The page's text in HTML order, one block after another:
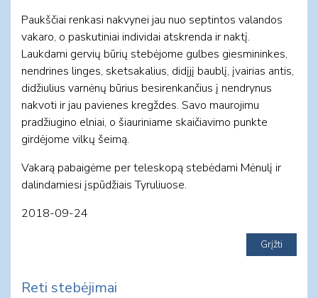
Paukščiai renkasi nakvynei jau nuo septintos valandos
vakaro, o paskutiniai individai atskrenda ir naktį.
Laukdami gervių būrių stebėjome gulbes giesmininkes,
nendrines linges, sketsakalius, didįjį baublį, įvairias antis,
didžiulius varnėnų būrius besirenkančius į nendrynus
nakvoti ir jau pavienes kregždes. Savo maurojimu
pradžiugino elniai, o šiauriniame skaičiavimo punkte
girdėjome vilkų šeimą.
Vakarą pabaigėme per teleskopą stebėdami Mėnulį ir
dalindamiesi įspūdžiais Tyruliuose.
2018-09-24
Reti stebėjimai